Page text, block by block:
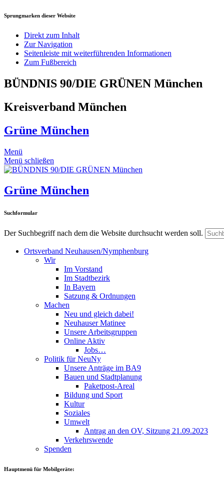
Sprungmarken dieser Website
Direkt zum Inhalt
Zur Navigation
Seitenleiste mit weiterführenden Informationen
Zum Fußbereich
BÜNDNIS 90/DIE GRÜNEN München
Kreisverband München
Grüne München
Menü
Menü schließen
Grüne München
Suchformular
Der Suchbegriff nach dem die Website durchsucht werden soll.
Ortsverband Neuhausen/Nymphenburg
Wir
Im Vorstand
Im Stadtbezirk
In Bayern
Satzung & Ordnungen
Machen
Neu und gleich dabei!
Neuhauser Matinee
Unsere Arbeitsgruppen
Online Aktiv
Jobs…
Politik für NeuNy
Unsere Anträge im BA9
Bauen und Stadtplanung
Paketpost-Areal
Bildung und Sport
Kultur
Soziales
Umwelt
Antrag an den OV, Sitzung 21.09.2023
Verkehrswende
Spenden
Hauptmenü für Mobilgeräte: